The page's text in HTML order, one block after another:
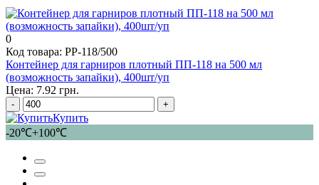
0
Код товара: PP-118/500
Контейнер для гарниров плотный ПП-118 на 500 мл
(возможность запайки), 400шт/уп
Цена: 7.92 грн.
- +
Купить
-20℃+100℃